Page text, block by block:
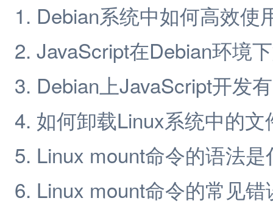
Debian系统中如何高效使
JavaScript在Debian环境
Debian上JavaScript开发
如何卸载Linux系统中的文
Linux mount命令的语法是
Linux mount命令的常见